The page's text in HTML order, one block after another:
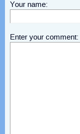
Your name:
Enter your comment: